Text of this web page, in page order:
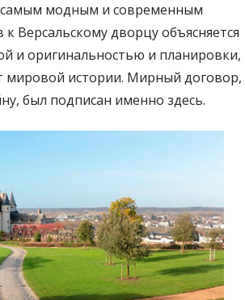
самым модным и современным
Версальскому дворцу объясняется
и оригинальностью и планировки,
мировой истории. Мирный договор,
был подписан именно здесь.